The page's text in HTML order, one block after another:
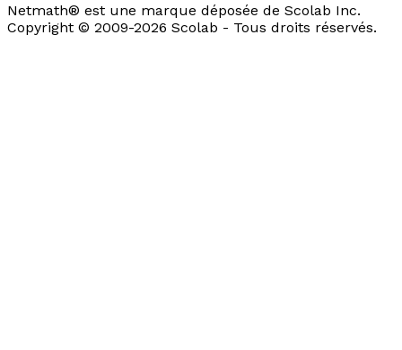
Netmath® est une marque déposée de Scolab Inc.
Copyright © 2009-2026 Scolab - Tous droits réservés.